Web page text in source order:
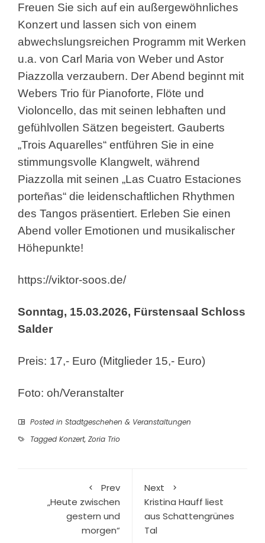
Freuen Sie sich auf ein außergewöhnliches
Konzert und lassen sich von einem
abwechslungsreichen Programm mit Werken
u.a. von Carl Maria von Weber und Astor
Piazzolla verzaubern. Der Abend beginnt mit
Webers Trio für Pianoforte, Flöte und
Violoncello, das mit seinen lebhaften und
gefühlvollen Sätzen begeistert. Gauberts
„Trois Aquarelles“ entführen Sie in eine
stimmungsvolle Klangwelt, während
Piazzolla mit seinen „Las Cuatro Estaciones
porteñas“ die leidenschaftlichen Rhythmen
des Tangos präsentiert. Erleben Sie einen
Abend voller Emotionen und musikalischer
Höhepunkte!
https://viktor-soos.de/
Sonntag, 15.03.2026, Fürstensaal Schloss
Salder
Preis: 17,- Euro (Mitglieder 15,- Euro)
Foto: oh/Veranstalter
Posted in Stadtgeschehen & Veranstaltungen
Tagged Konzert, Zoria Trio
Prev
„Heute zwischen
gestern und
morgen“
Next
Kristina Hauff liest
aus Schattengrünes
Tal